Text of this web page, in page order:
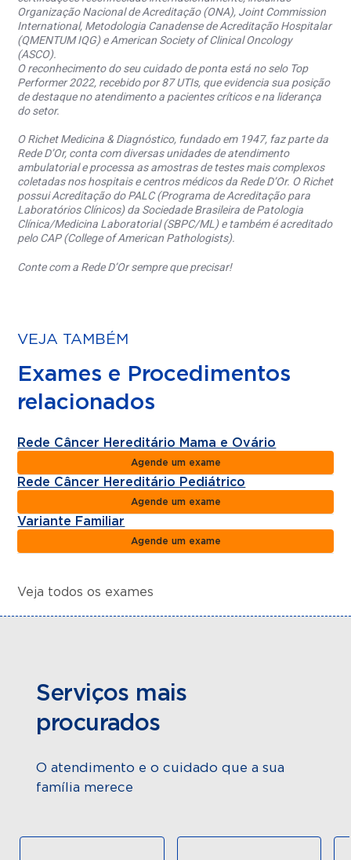
Organização Nacional de Acreditação (ONA), Joint Commission
International, Metodologia Canadense de Acreditação Hospitalar
(QMENTUM IQG) e American Society of Clinical Oncology
(ASCO).
O reconhecimento do seu cuidado de ponta está no selo Top
Performer 2022, recebido por 87 UTIs, que evidencia sua posição
de destaque no atendimento a pacientes críticos e na liderança
do setor.
O Richet Medicina & Diagnóstico, fundado em 1947, faz parte da
Rede D’Or, conta com diversas unidades de atendimento
ambulatorial e processa as amostras de testes mais complexos
coletadas nos hospitais e centros médicos da Rede D’Or. O Richet
possui Acreditação do PALC (Programa de Acreditação para
Laboratórios Clínicos) da Sociedade Brasileira de Patologia
Clínica/Medicina Laboratorial (SBPC/ML) e também é acreditado
pelo CAP (College of American Pathologists).
Conte com a Rede D’Or sempre que precisar!
VEJA TAMBÉM
Exames e Procedimentos
relacionados
Rede Câncer Hereditário Mama e Ovário
Agende um exame
Rede Câncer Hereditário Pediátrico
Agende um exame
Variante Familiar
Agende um exame
Veja todos os exames
Serviços mais
procurados
O atendimento e o cuidado que a sua
família merece